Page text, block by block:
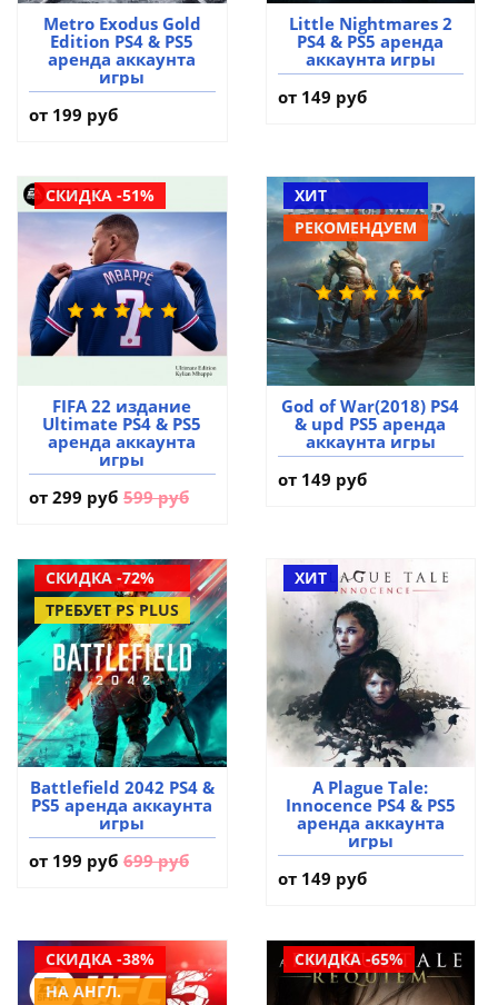
Metro Exodus Gold
Edition PS4 & PS5
аренда аккаунта
игры
от 199 руб
Little Nightmares 2
PS4 & PS5 аренда
аккаунта игры
от 149 руб
СКИДКА -51%
FIFA 22 издание
Ultimate PS4 & PS5
аренда аккаунта
игры
от 299 руб 599 руб
ХИТ
РЕКОМЕНДУЕМ
God of War(2018) PS4
& upd PS5 аренда
аккаунта игры
от 149 руб
СКИДКА -72%
ТРЕБУЕТ PS PLUS
Battlefield 2042 PS4 &
PS5 аренда аккаунта
игры
от 199 руб 699 руб
ХИТ
A Plague Tale:
Innocence PS4 & PS5
аренда аккаунта
игры
от 149 руб
СКИДКА -38%
НА АНГЛ.
СКИДКА -65%